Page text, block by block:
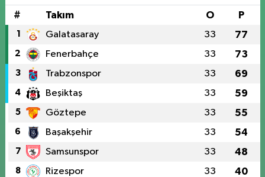
# Takım O P
1 Galatasaray 33 77
2 Fenerbahçe 33 73
3 Trabzonspor 33 69
4 Beşiktaş 33 59
5 Göztepe 33 55
6 Başakşehir 33 54
7 Samsunspor 33 48
8 Rizespor 33 40